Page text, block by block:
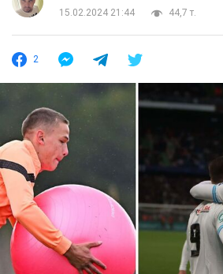
15.02.2024 21:44
44,7 т.
2